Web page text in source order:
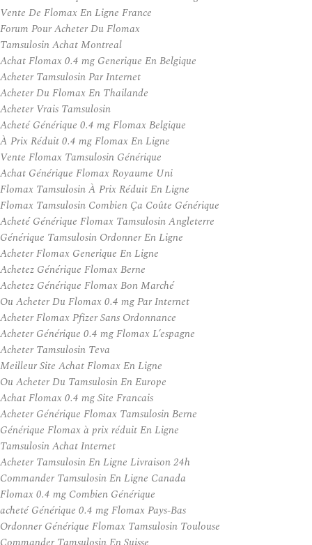
Vente De Flomax En Ligne France
Forum Pour Acheter Du Flomax
Tamsulosin Achat Montreal
Achat Flomax 0.4 mg Generique En Belgique
Acheter Tamsulosin Par Internet
Acheter Du Flomax En Thailande
Acheter Vrais Tamsulosin
Acheté Générique 0.4 mg Flomax Belgique
À Prix Réduit 0.4 mg Flomax En Ligne
Vente Flomax Tamsulosin Générique
Achat Générique Flomax Royaume Uni
Flomax Tamsulosin À Prix Réduit En Ligne
Flomax Tamsulosin Combien Ça Coûte Générique
Acheté Générique Flomax Tamsulosin Angleterre
Générique Tamsulosin Ordonner En Ligne
Acheter Flomax Generique En Ligne
Achetez Générique Flomax Berne
Achetez Générique Flomax Bon Marché
Ou Acheter Du Flomax 0.4 mg Par Internet
Acheter Flomax Pfizer Sans Ordonnance
Acheter Générique 0.4 mg Flomax L’espagne
Acheter Tamsulosin Teva
Meilleur Site Achat Flomax En Ligne
Ou Acheter Du Tamsulosin En Europe
Achat Flomax 0.4 mg Site Francais
Acheter Générique Flomax Tamsulosin Berne
Générique Flomax à prix réduit En Ligne
Tamsulosin Achat Internet
Acheter Tamsulosin En Ligne Livraison 24h
Commander Tamsulosin En Ligne Canada
Flomax 0.4 mg Combien Générique
acheté Générique 0.4 mg Flomax Pays-Bas
Ordonner Générique Flomax Tamsulosin Toulouse